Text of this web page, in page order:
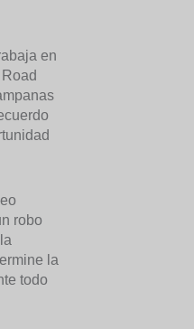
en
robo
la
todo